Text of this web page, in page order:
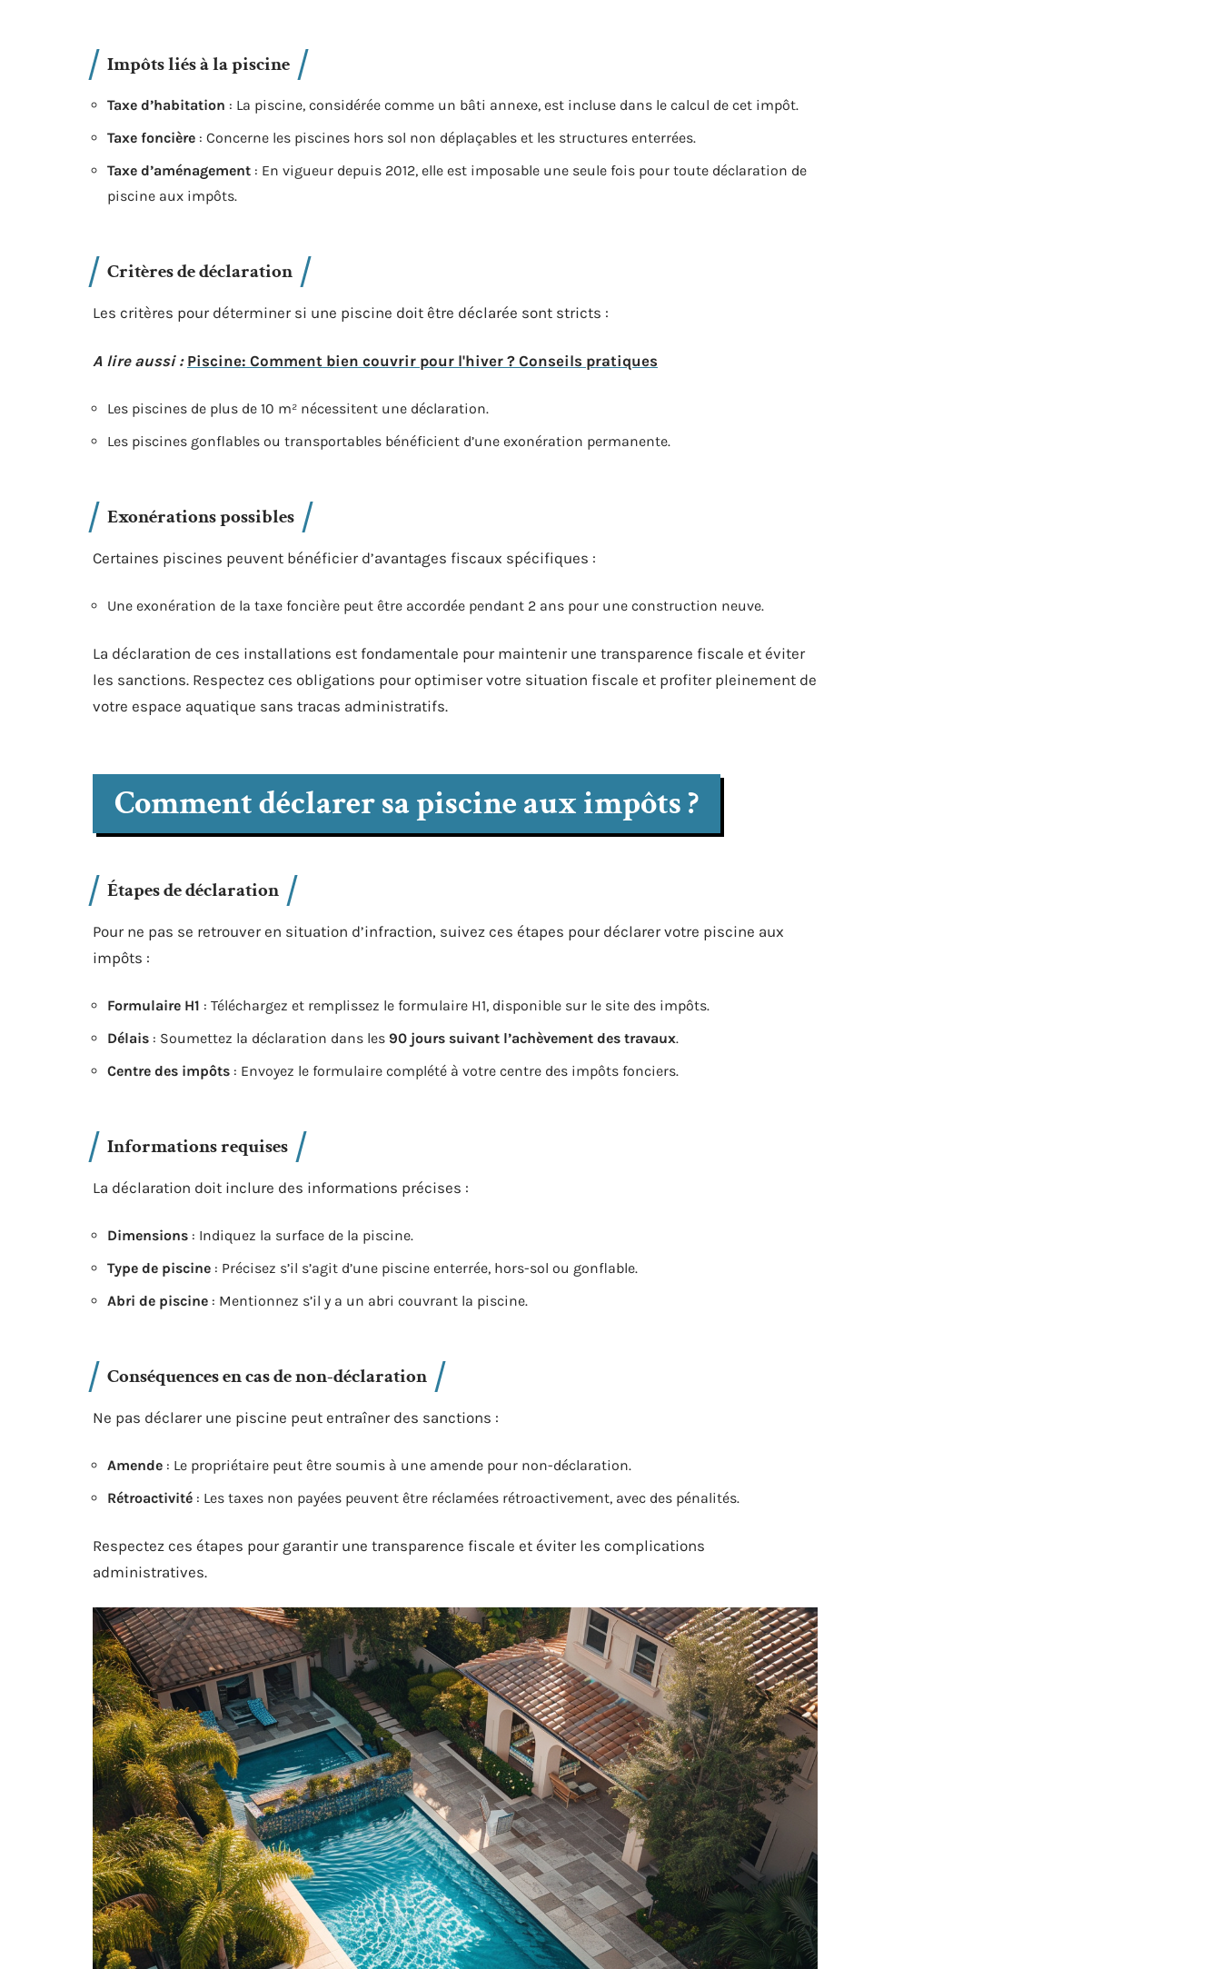
Impôts liés à la piscine
Taxe d’habitation : La piscine, considérée comme un bâti annexe, est incluse dans le calcul de cet impôt.
Taxe foncière : Concerne les piscines hors sol non déplaçables et les structures enterrées.
Taxe d’aménagement : En vigueur depuis 2012, elle est imposable une seule fois pour toute déclaration de
piscine aux impôts.
Critères de déclaration
Les critères pour déterminer si une piscine doit être déclarée sont stricts :
A lire aussi : Piscine: Comment bien couvrir pour l'hiver ? Conseils pratiques
Les piscines de plus de 10 m² nécessitent une déclaration.
Les piscines gonflables ou transportables bénéficient d’une exonération permanente.
Exonérations possibles
Certaines piscines peuvent bénéficier d’avantages fiscaux spécifiques :
Une exonération de la taxe foncière peut être accordée pendant 2 ans pour une construction neuve.
La déclaration de ces installations est fondamentale pour maintenir une transparence fiscale et éviter
les sanctions. Respectez ces obligations pour optimiser votre situation fiscale et profiter pleinement de
votre espace aquatique sans tracas administratifs.
Comment déclarer sa piscine aux impôts ?
Étapes de déclaration
Pour ne pas se retrouver en situation d’infraction, suivez ces étapes pour déclarer votre piscine aux
impôts :
Formulaire H1 : Téléchargez et remplissez le formulaire H1, disponible sur le site des impôts.
Délais : Soumettez la déclaration dans les 90 jours suivant l’achèvement des travaux.
Centre des impôts : Envoyez le formulaire complété à votre centre des impôts fonciers.
Informations requises
La déclaration doit inclure des informations précises :
Dimensions : Indiquez la surface de la piscine.
Type de piscine : Précisez s’il s’agit d’une piscine enterrée, hors-sol ou gonflable.
Abri de piscine : Mentionnez s’il y a un abri couvrant la piscine.
Conséquences en cas de non-déclaration
Ne pas déclarer une piscine peut entraîner des sanctions :
Amende : Le propriétaire peut être soumis à une amende pour non-déclaration.
Rétroactivité : Les taxes non payées peuvent être réclamées rétroactivement, avec des pénalités.
Respectez ces étapes pour garantir une transparence fiscale et éviter les complications
administratives.